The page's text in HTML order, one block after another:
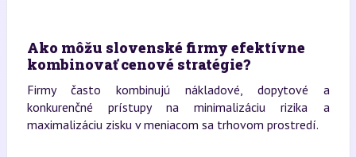
Ako môžu slovenské firmy efektívne
kombinovať cenové stratégie?
Firmy často kombinujú nákladové, dopytové a
konkurenčné prístupy na minimalizáciu rizika a
maximalizáciu zisku v meniacom sa trhovom prostredí.